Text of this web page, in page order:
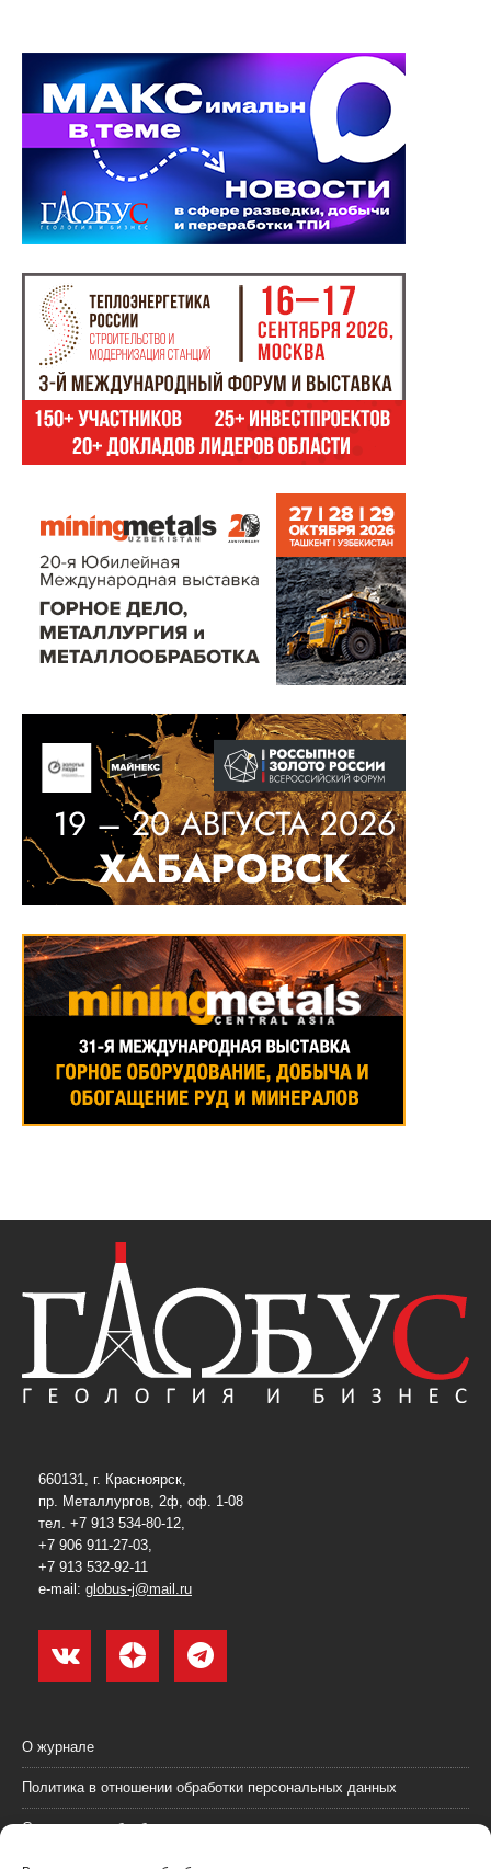
660131, г. Красноярск,
пр. Металлургов, 2ф, оф. 1-08
тел. +7 913 534-80-12,
+7 906 911-27-03,
+7 913 532-92-11
e-mail: globus-j@mail.ru
О журнале
Политика в отношении обработки персональных данных
Согласие на обработку персональных данных